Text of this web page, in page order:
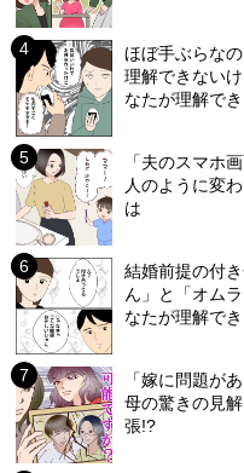
ほぼ手ぶらな
理解できない
なたが理解でき
「夫のスマホ
人のように変
は
結婚前提の付
ん」と「オム
なたが理解でき
「嫁に問題が
母の驚きの見
張!?